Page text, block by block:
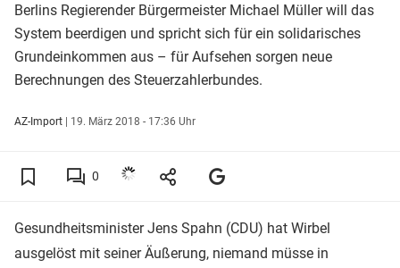
Berlins Regierender Bürgermeister Michael Müller will das
System beerdigen und spricht sich für ein solidarisches
Grundeinkommen aus – für Aufsehen sorgen neue
Berechnungen des Steuerzahlerbundes.
AZ-Import | 19. März 2018 - 17:36 Uhr
0
Gesundheitsminister Jens Spahn (CDU) hat Wirbel
ausgelöst mit seiner Äußerung, niemand müsse in